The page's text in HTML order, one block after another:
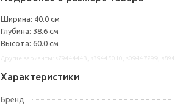
Ширина: 40.0 см
Глубина: 38.6 см
Высота: 60.0 см
Характеристики
Бренд